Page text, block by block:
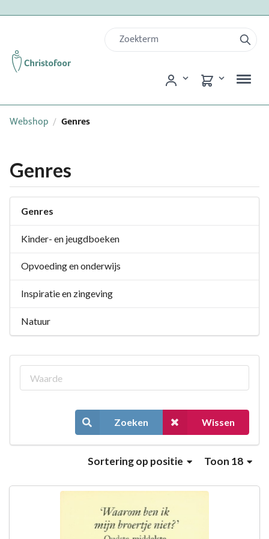
Webshop / Genres
Genres
Genres
Kinder- en jeugdboeken
Opvoeding en onderwijs
Inspiratie en zingeving
Natuur
Zoeken Wissen
Toon 18
Sorteringop positie